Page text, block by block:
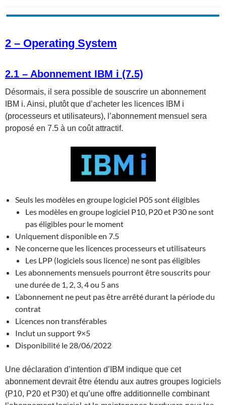
2 – Operating System
2.1 – Abonnement IBM i (7.5)
Désormais, il sera possible de souscrire un abonnement
IBM i. Ainsi, plutôt que d’acheter les licences IBM i
(processeurs et utilisateurs), l’abonnement mensuel sera
proposé en 7.5 à un coût attractif.
Seuls les modèles en groupe logiciel P05 sont éligibles
Les modèles en groupe logiciel P10, P20 et P30 ne sont
pas éligibles pour le moment
Uniquement disponible en 7.5
Ne concerne que les licences processeurs et utilisateurs
Les LPP (logiciels sous licence) ne sont pas éligibles
Les abonnements mensuels pourront être souscrits pour
une durée de 1, 2, 3, 4 ou 5 ans
L’abonnement ne peut pas être arrêté durant la période du
contrat
Licences non transférables
Inclut un support 9×5
Disponibilité le 28/06/2022
Une déclaration d’intention d’IBM indique que cet
abonnement devrait être étendu aux autres groupes logiciels
(P10, P20 et P30) et qu’une offre additionnelle combinant